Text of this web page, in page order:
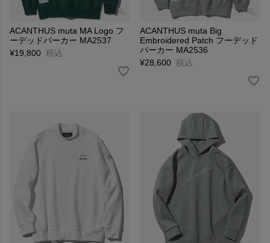
ACANTHUS muta MA Logo フ
ーデッドパーカー MA2537
¥19,800 税込
ACANTHUS muta Big
Embroidered Patch フーデッド
パーカー MA2536
¥28,600 税込